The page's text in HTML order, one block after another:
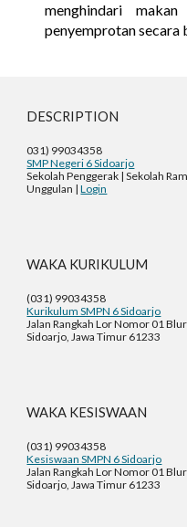
menghindari
penyemprotan secara
DESCRIPTION
031) 99034358
SMP Negeri 6 Sidoarjo
Sekolah Penggerak | Sekolah
Unggulan |Login
WAKA KURIKULUM
(031) 99034358
Kurikulum SMPN 6 Sidoarjo
Jalan Rangkah Lor Nomor 01
Sidoarjo, Jawa Timur 61233
WAKA KESISWAAN
(031) 99034358
Kesiswaan SMPN 6 Sidoarjo
Jalan Rangkah Lor Nomor 01
Sidoarjo, Jawa Timur 61233